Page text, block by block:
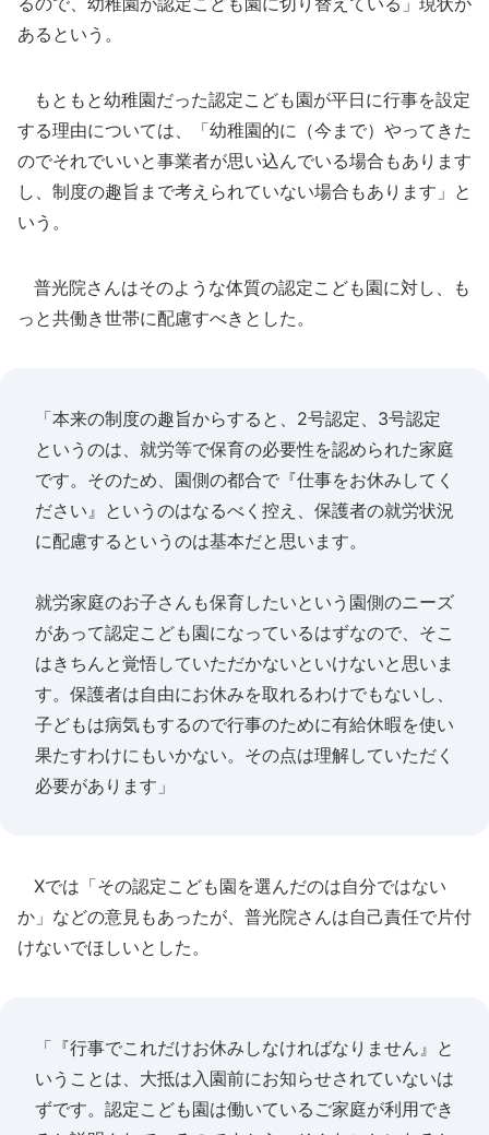
あるという。
もともと幼稚園だった認定こども園が平日に行事を設定
する理由については、「幼稚園的に（今まで）やってきた
のでそれでいいと事業者が思い込んでいる場合もあります
し、制度の趣旨まで考えられていない場合もあります」と
いう。
普光院さんはそのような体質の認定こども園に対し、も
っと共働き世帯に配慮すべきとした。
「本来の制度の趣旨からすると、2号認定、3号認定
というのは、就労等で保育の必要性を認められた家庭
です。そのため、園側の都合で『仕事をお休みしてく
ださい』というのはなるべく控え、保護者の就労状況
に配慮するというのは基本だと思います。
就労家庭のお子さんも保育したいという園側のニーズ
があって認定こども園になっているはずなので、そこ
はきちんと覚悟していただかないといけないと思いま
す。保護者は自由にお休みを取れるわけでもないし、
子どもは病気もするので行事のために有給休暇を使い
果たすわけにもいかない。その点は理解していただく
必要があります」
Xでは「その認定こども園を選んだのは自分ではない
か」などの意見もあったが、普光院さんは自己責任で片付
けないでほしいとした。
「『行事でこれだけお休みしなければなりません』と
いうことは、大抵は入園前にお知らせされていないは
ずです。認定こども園は働いているご家庭が利用でき